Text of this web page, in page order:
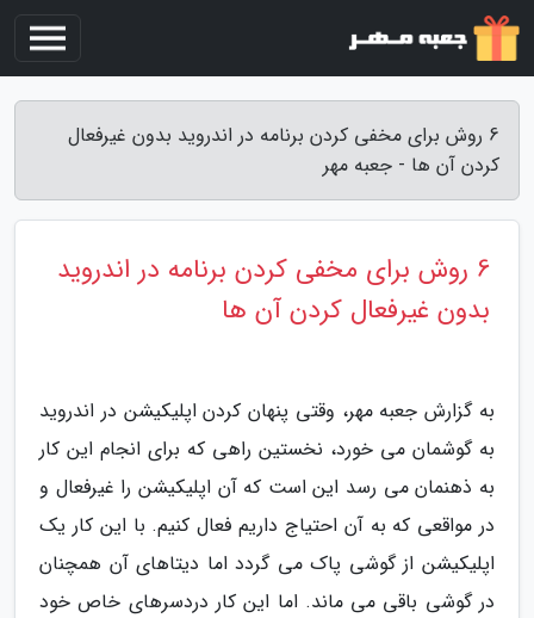
6 روش برای مخفی کردن برنامه در اندروید بدون غیرفعال
کردن آن ها - جعبه مهر
6 روش برای مخفی کردن برنامه در اندروید
بدون غیرفعال کردن آن ها
به گزارش جعبه مهر، وقتی پنهان کردن اپلیکیشن در اندروید
به گوشمان می خورد، نخستین راهی که برای انجام این کار
به ذهنمان می رسد این است که آن اپلیکیشن را غیرفعال و
در مواقعی که به آن احتیاج داریم فعال کنیم. با این کار یک
اپلیکیشن از گوشی پاک می گردد اما دیتاهای آن همچنان
در گوشی باقی می ماند. اما این کار دردسرهای خاص خود